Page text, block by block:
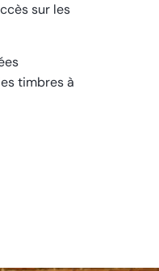
sur les
timbres à